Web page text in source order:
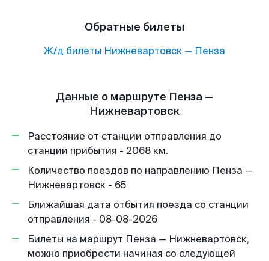
Обратные билеты
Ж/д билеты Нижневартовск — Пенза
Данные о маршруте Пенза —
Нижневартовск
Расстояние от станции отправления до
станции прибытия - 2068 км.
Количество поездов по направлению Пенза —
Нижневартовск - 65
Ближайшая дата отбытия поезда со станции
отправления - 08-08-2026
Билеты на маршрут Пенза — Нижневартовск,
можно приобрести начиная со следующей